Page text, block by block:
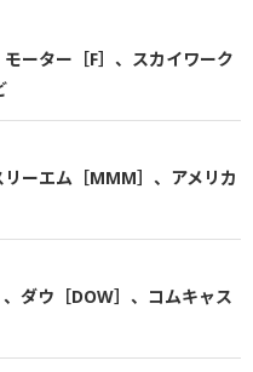
ーター［F］、スカイワーク
ーエム［MMM］、アメリカ
ダウ［DOW］、コムキャス